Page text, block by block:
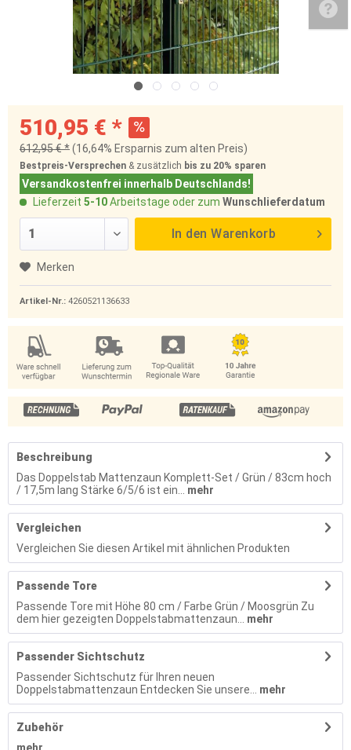
510,95 € *
612,95 € *(16,64% Ersparnis zum alten Preis)
Bestpreis-Versprechen & zusätzlich bis zu 20% sparen
Versandkostenfrei innerhalb Deutschlands!
Lieferzeit 5-10Arbeitstage oder zum Wunschlieferdatum
In den Warenkorb
Merken
Artikel-Nr.: 4260521136633
Beschreibung
Das Doppelstab Mattenzaun Komplett-Set / Grün / 83cm hoch
/ 17,5m lang Stärke 6/5/6 ist ein...
mehr
Vergleichen
Vergleichen Sie diesen Artikel mit ähnlichen Produkten
Passende Tore
Passende Tore mit Höhe 80 cm / Farbe Grün / Moosgrün Zu
dem hier gezeigten Doppelstabmattenzaun...
mehr
Passender Sichtschutz
Passender Sichtschutz für Ihren neuen
Doppelstabmattenzaun Entdecken Sie unsere...
mehr
Zubehör